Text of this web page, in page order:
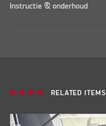
Instructie & onderhoud
RELATED ITEMS